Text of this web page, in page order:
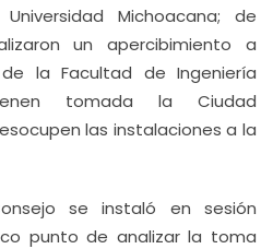
Michoacana; de
un apercibimiento a
la Facultad de Ingeniería
tomada la Ciudad
las instalaciones a la
se instaló en sesión
punto de analizar la toma